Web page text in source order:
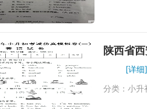
陕西省
[详细]
分类： 小升